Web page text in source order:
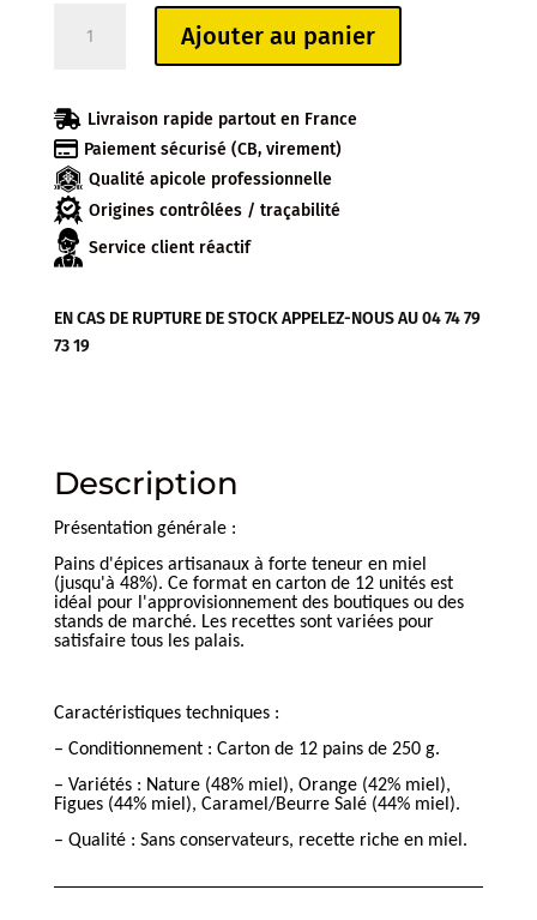
12
PAINS
D'EPICES
250G
AUX
FIGUES
MIEL
Ajouter au panier
 Livraison rapide partout en France
 Paiement sécurisé (CB, virement)
Qualité apicole professionnelle
Origines contrôlées / traçabilité
Service client réactif
EN CAS DE RUPTURE DE STOCK APPELEZ-NOUS AU 04 74 79
73 19
Description
Présentation générale :
Pains d'épices artisanaux à forte teneur en miel
(jusqu'à 48%). Ce format en carton de 12 unités est
idéal pour l'approvisionnement des boutiques ou des
stands de marché. Les recettes sont variées pour
satisfaire tous les palais.
Caractéristiques techniques :
– Conditionnement : Carton de 12 pains de 250 g.
– Variétés : Nature (48% miel), Orange (42% miel),
Figues (44% miel), Caramel/Beurre Salé (44% miel).
– Qualité : Sans conservateurs, recette riche en miel.